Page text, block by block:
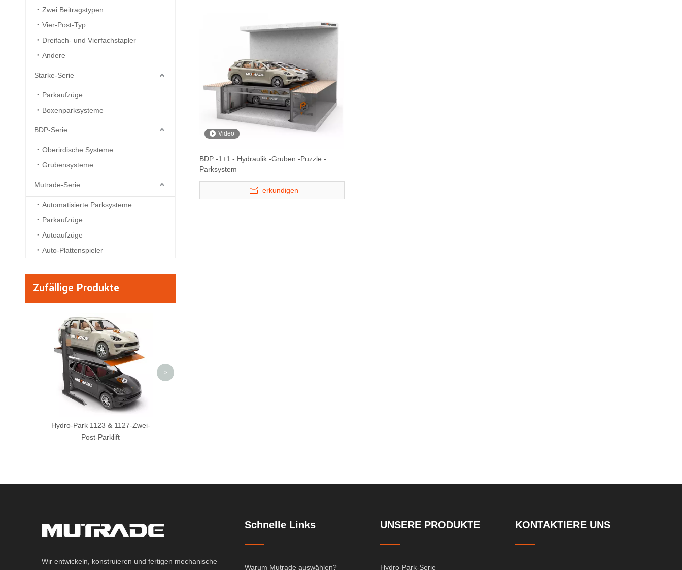
Zwei Beitragstypen
Vier-Post-Typ
Dreifach- und Vierfachstapler
Andere
Starke-Serie
Parkaufzüge
Boxenparksysteme
BDP-Serie
Oberirdische Systeme
Grubensysteme
Mutrade-Serie
Automatisierte Parksysteme
Parkaufzüge
Autoaufzüge
Auto-Plattenspieler
Zufällige Produkte
Hydro-Park 1123 & 1127-Zwei-
Post-Parklift
>
Video
BDP -1+1 - Hydraulik -Gruben -Puzzle -
Parksystem
erkundigen
Wir entwickeln, konstruieren und fertigen mechanische
Schnelle Links
Warum Mutrade auswählen?
UNSERE PRODUKTE
Hydro-Park-Serie
KONTAKTIERE UNS